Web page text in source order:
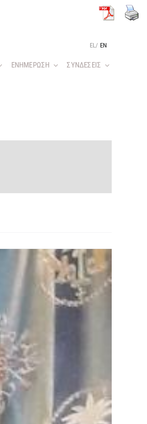
EL / EN
ΕΝΗΜΕΡΩΣΗ ΣΥΝΔΕΣΕΙΣ